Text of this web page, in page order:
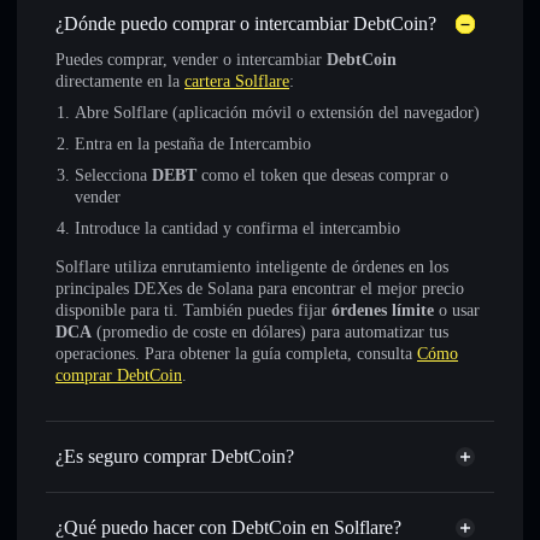
¿Dónde puedo comprar o intercambiar DebtCoin?
Puedes comprar, vender o intercambiar DebtCoin
directamente en la cartera Solflare:
Abre Solflare (aplicación móvil o extensión del navegador)
Entra en la pestaña de Intercambio
Selecciona DEBT como el token que deseas comprar o
vender
Introduce la cantidad y confirma el intercambio
Solflare utiliza enrutamiento inteligente de órdenes en los
principales DEXes de Solana para encontrar el mejor precio
disponible para ti. También puedes fijar órdenes límite o usar
DCA (promedio de coste en dólares) para automatizar tus
operaciones. Para obtener la guía completa, consulta Cómo
comprar DebtCoin.
¿Es seguro comprar DebtCoin?
DebtCoin token verificado
¿Qué puedo hacer con DebtCoin en Solflare?